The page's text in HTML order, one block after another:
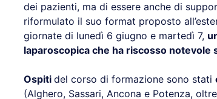
dei pazienti, ma di essere anche di
riformulato il suo format proposto
giornate di lunedì 6 giugno e martedì 7,
laparoscopica che ha riscosso notevole
Ospiti del corso di formazione sono stati
(Alghero, Sassari, Ancona e Potenza,